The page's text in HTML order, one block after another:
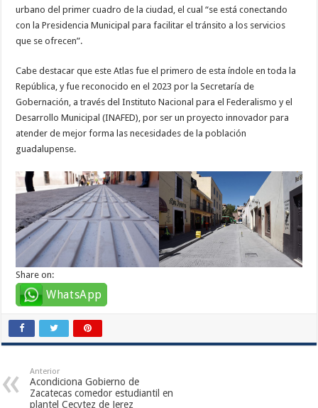
urbano del primer cuadro de la ciudad, el cual “se está conectando
con la Presidencia Municipal para facilitar el tránsito a los servicios
que se ofrecen”.
Cabe destacar que este Atlas fue el primero de esta índole en toda la
República, y fue reconocido en el 2023 por la Secretaría de
Gobernación, a través del Instituto Nacional para el Federalismo y el
Desarrollo Municipal (INAFED), por ser un proyecto innovador para
atender de mejor forma las necesidades de la población
guadalupense.
Share on:
WhatsApp
Anterior
Acondiciona Gobierno de
Zacatecas comedor estudiantil en
plantel Cecytez de Jerez